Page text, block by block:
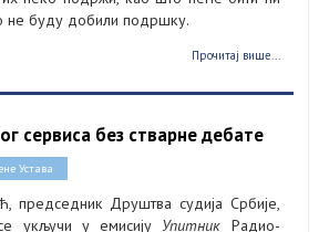
не буду добили подршку.
Прочитај више...
сервиса без стварне дебате
Устава
председник Друштва судија Србије,
укључи у емисију Упитник Радио-